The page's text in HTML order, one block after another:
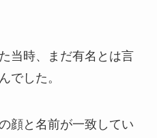
当時、まだ有名とは言
でした。
顔と名前が一致してい